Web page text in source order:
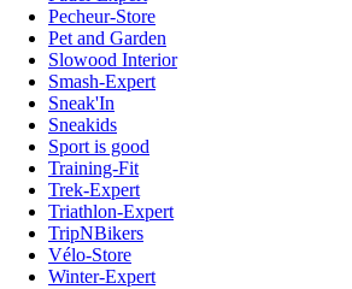
Pecheur-Store
Pet and Garden
Slowood Interior
Smash-Expert
Sneak'In
Sneakids
Sport is good
Training-Fit
Trek-Expert
Triathlon-Expert
TripNBikers
Vélo-Store
Winter-Expert